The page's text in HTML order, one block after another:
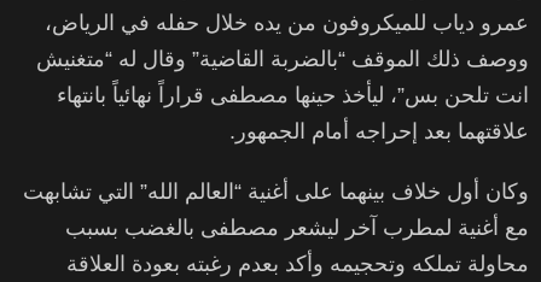
عمرو دياب للميكروفون من يده خلال حفله في الرياض،
ووصف ذلك الموقف “بالضربة القاضية” وقال له “متغنيش
انت تلحن بس”، ليأخذ حينها مصطفى قراراً نهائياً بانتهاء
علاقتهما بعد إحراجه أمام الجمهور.
وكان أول خلاف بينهما على أغنية “العالم الله” التي تشابهت
مع أغنية لمطرب آخر ليشعر مصطفى بالغضب بسبب
محاولة تملكه وتحجيمه وأكد بعدم رغبته بعودة العلاقة